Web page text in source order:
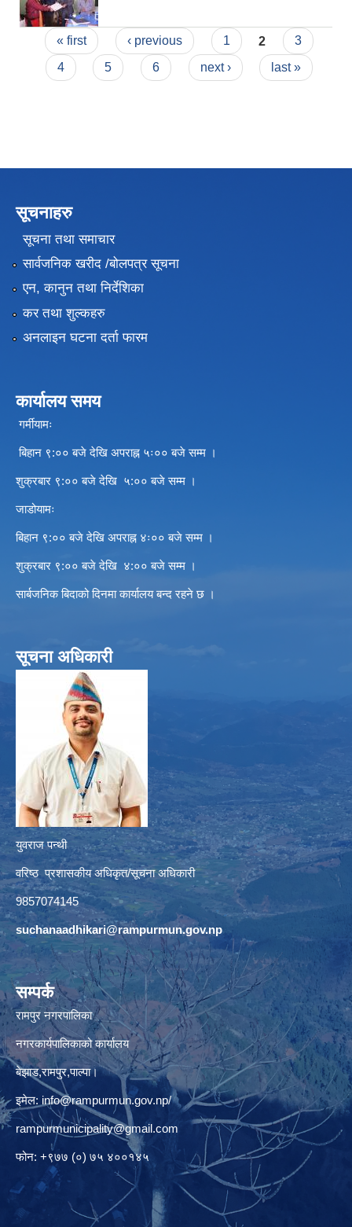
Pages
« first ‹ previous 1 2
3
4
5 6 next › last »
सूचनाहरु
सूचना तथा समाचार
सार्वजनिक खरीद /बोलपत्र सूचना
एन, कानुन तथा निर्देशिका
कर तथा शुल्कहरु
अनलाइन घटना दर्ता फारम
कार्यालय समय
गर्मीयामः
बिहान ९:०० बजे देखि अपराह्न ५ः०० बजे सम्म ।
शुक्रबार ९:०० बजे देखि ५:०० बजे सम्म ।
जाडोयामः
बिहान ९:०० बजे देखि अपराह्न ४ः०० बजे सम्म ।
शुक्रबार ९:०० बजे देखि ४:०० बजे सम्म ।
सार्बजनिक बिदाको दिनमा कार्यालय बन्द रहने छ ।
सूचना अधिकारी
युवराज पन्थी
वरिष्ठ प्रशासकीय अधिकृत/सूचना अधिकारी
9857074145
suchanaadhikari@rampurmun.gov.np
सम्पर्क
रामपुर नगरपालिका
नगरकार्यपालिकाको कार्यालय
बेझाड,रामपुर,पाल्पा।
इमेल: info@rampurmun.gov.np/
rampurmunicipality@gmail.com
फोन: +९७७ (०) ७५ ४००१४५